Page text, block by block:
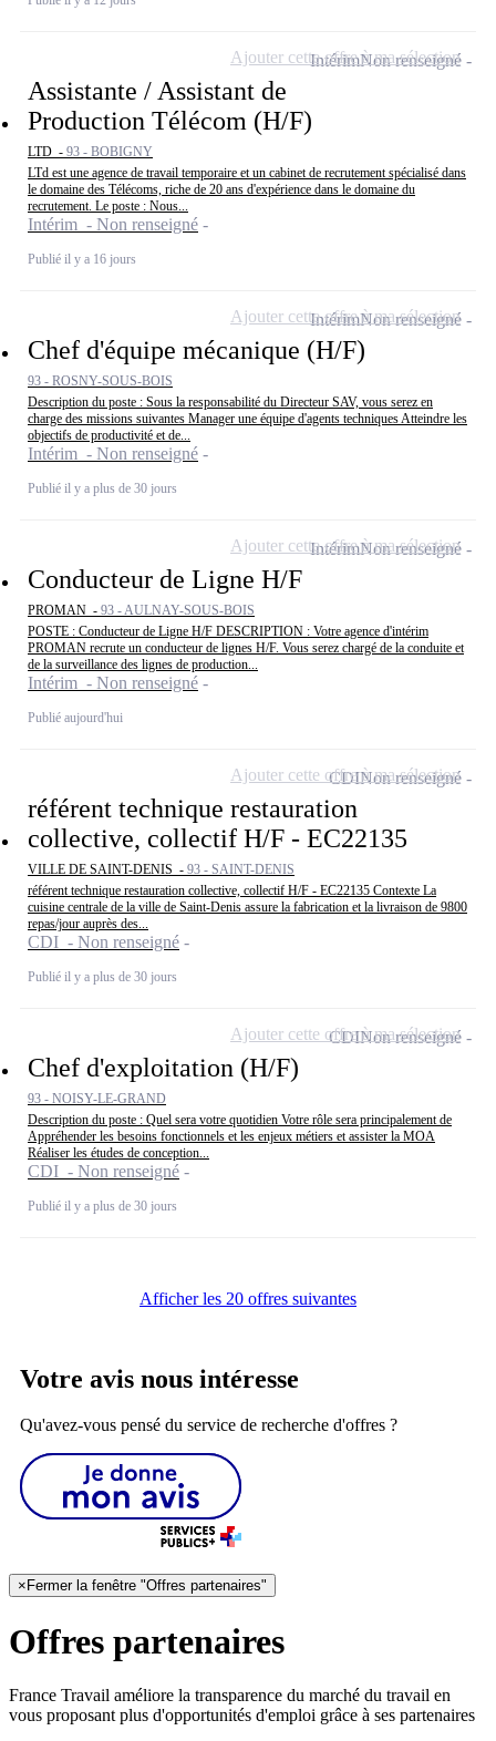
Assistante / Assistant de
Production Télécom (H/F)
LTD - 93 - BOBIGNY
LTd est une agence de travail temporaire et un cabinet de recrutement spécialisé dans
le domaine des Télécoms, riche de 20 ans d'expérience dans le domaine du
recrutement. Le poste : Nous...
Intérim - Non renseigné
Publié il y a 16 jours
IntérimNon renseigné
Ajouter cette offre à ma sélection
Chef d'équipe mécanique (H/F)
93 - ROSNY-SOUS-BOIS
Description du poste : Sous la responsabilité du Directeur SAV, vous serez en
charge des missions suivantes Manager une équipe d'agents techniques Atteindre les
objectifs de productivité et de...
Intérim - Non renseigné
Publié il y a plus de 30 jours
IntérimNon renseigné
Ajouter cette offre à ma sélection
Conducteur de Ligne H/F
PROMAN - 93 - AULNAY-SOUS-BOIS
POSTE : Conducteur de Ligne H/F DESCRIPTION : Votre agence d'intérim
PROMAN recrute un conducteur de lignes H/F. Vous serez chargé de la conduite et
de la surveillance des lignes de production...
Intérim - Non renseigné
Publié aujourd'hui
IntérimNon renseigné
Ajouter cette offre à ma sélection
référent technique restauration
collective, collectif H/F - EC22135
VILLE DE SAINT-DENIS - 93 - SAINT-DENIS
référent technique restauration collective, collectif H/F - EC22135 Contexte La
cuisine centrale de la ville de Saint-Denis assure la fabrication et la livraison de 9800
repas/jour auprès des...
CDI - Non renseigné
Publié il y a plus de 30 jours
CDINon renseigné
Ajouter cette offre à ma sélection
Chef d'exploitation (H/F)
93 - NOISY-LE-GRAND
Description du poste : Quel sera votre quotidien Votre rôle sera principalement de
Appréhender les besoins fonctionnels et les enjeux métiers et assister la MOA
Réaliser les études de conception...
CDI - Non renseigné
Publié il y a plus de 30 jours
CDINon renseigné
Ajouter cette offre à ma sélection
Afficher les 20 offres suivantes
Votre avis nous intéresse
Qu'avez-vous pensé du service de recherche d'offres ?
× Fermer la fenêtre "Offres partenaires"
Offres partenaires
France Travail améliore la transparence du marché du travail en
vous proposant plus d'opportunités d'emploi grâce à ses partenaires